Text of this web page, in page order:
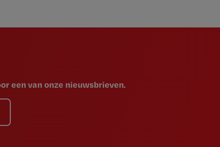
een van onze nieuwsbrieven.